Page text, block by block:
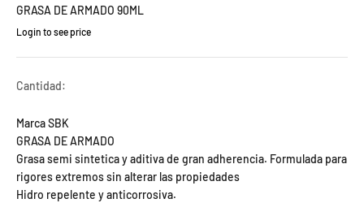
GRASA DE ARMADO 90ML
Precio de oferta
Login to see price
Cantidad:
Marca SBK
GRASA DE ARMADO
Grasa semi sintetica y aditiva de gran adherencia. Formulada para
rigores extremos sin alterar las propiedades
Hidro repelente y anticorrosiva.